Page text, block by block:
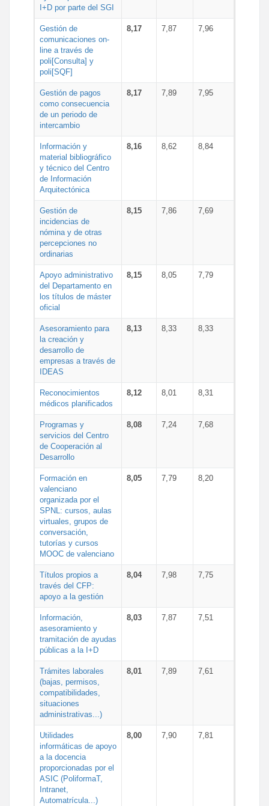
I+D por parte del SGI
Gestión de
comunicaciones on-
line a través de
poli[Consulta] y
poli[SQF]
8,17 7,87 7,96
Gestión de pagos
como consecuencia
de un periodo de
intercambio
8,17 7,89 7,95
Información y
material bibliográfico
y técnico del Centro
de Información
Arquitectónica
8,16 8,62 8,84
Gestión de
incidencias de
nómina y de otras
percepciones no
ordinarias
8,15 7,86 7,69
Apoyo administrativo
del Departamento en
los títulos de máster
oficial
8,15 8,05 7,79
Asesoramiento para
la creación y
desarrollo de
empresas a través de
IDEAS
8,13 8,33 8,33
Reconocimientos
médicos planificados
8,12 8,01 8,31
Programas y
servicios del Centro
de Cooperación al
Desarrollo
8,08 7,24 7,68
Formación en
valenciano
organizada por el
SPNL: cursos, aulas
virtuales, grupos de
conversación,
tutorías y cursos
MOOC de valenciano
8,05 7,79 8,20
Títulos propios a
través del CFP:
apoyo a la gestión
8,04 7,98 7,75
Información,
asesoramiento y
tramitación de ayudas
públicas a la I+D
8,03 7,87 7,51
Trámites laborales
(bajas, permisos,
compatibilidades,
situaciones
administrativas...)
8,01 7,89 7,61
Utilidades
informáticas de apoyo
a la docencia
proporcionadas por el
ASIC (PoliformaT,
Intranet,
Automatrícula...)
8,00 7,90 7,81